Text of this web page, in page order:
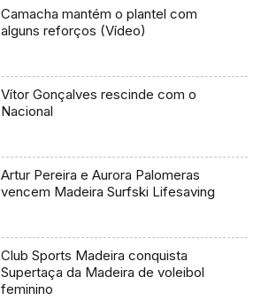
Camacha mantém o plantel com
alguns reforços (Vídeo)
Vítor Gonçalves rescinde com o
Nacional
Artur Pereira e Aurora Palomeras
vencem Madeira Surfski Lifesaving
Club Sports Madeira conquista
Supertaça da Madeira de voleibol
feminino